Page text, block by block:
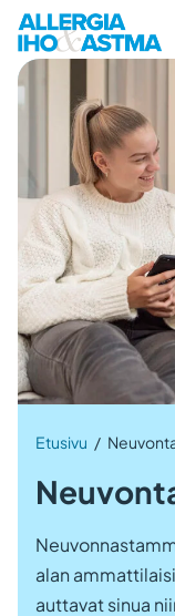
Etusivu /
alan
auttavat sinua